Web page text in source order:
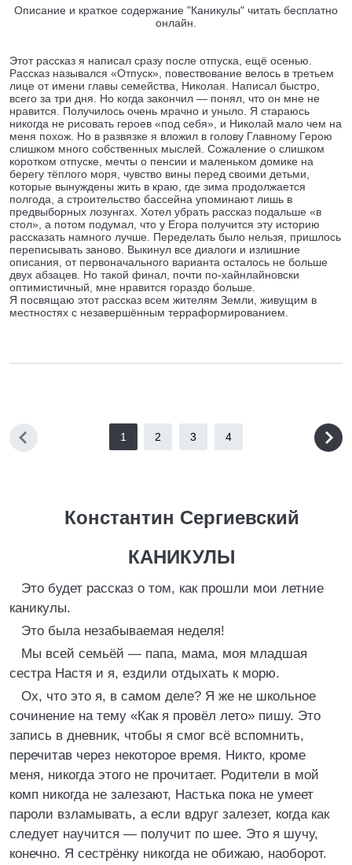
Описание и краткое содержание "Каникулы" читать бесплатно
онлайн.
Этот рассказ я написал сразу после отпуска, ещё осенью.
Рассказ назывался «Отпуск», повествование велось в третьем
лице от имени главы семейства, Николая. Написал быстро,
всего за три дня. Но когда закончил — понял, что он мне не
нравится. Получилось очень мрачно и уныло. Я стараюсь
никогда не рисовать героев «под себя», и Николай мало чем на
меня похож. Но в развязке я вложил в голову Главному Герою
слишком много собственных мыслей. Сожаление о слишком
коротком отпуске, мечты о пенсии и маленьком домике на
берегу тёплого моря, чувство вины перед своими детьми,
которые вынуждены жить в краю, где зима продолжается
полгода, а строительство бассейна упоминают лишь в
предвыборных лозунгах. Хотел убрать рассказ подальше «в
стол», а потом подумал, что у Егора получится эту историю
рассказать намного лучше. Переделать было нельзя, пришлось
переписывать заново. Выкинул все диалоги и излишние
описания, от первоначального варианта осталось не больше
двух абзацев. Но такой финал, почти по-хайнлайновски
оптимистичный, мне нравится гораздо больше.
Я посвящаю этот рассказ всем жителям Земли, живущим в
местностях с незавершённым терраформированием.
1 2 3 4
Константин Сергиевский
КАНИКУЛЫ
Это будет рассказ о том, как прошли мои летние
каникулы.
Это была незабываемая неделя!
Мы всей семьёй — папа, мама, моя младшая
сестра Настя и я, ездили отдыхать к морю.
Ох, что это я, в самом деле? Я же не школьное
сочинение на тему «Как я провёл лето» пишу. Это
запись в дневник, чтобы я смог всё вспомнить,
перечитав через некоторое время. Никто, кроме
меня, никогда этого не прочитает. Родители в мой
комп никогда не залезают, Настька пока не умеет
пароли взламывать, а если вдруг залезет, когда как
следует научится — получит по шее. Это я шучу,
конечно. Я сестрёнку никогда не обижаю, наоборот.